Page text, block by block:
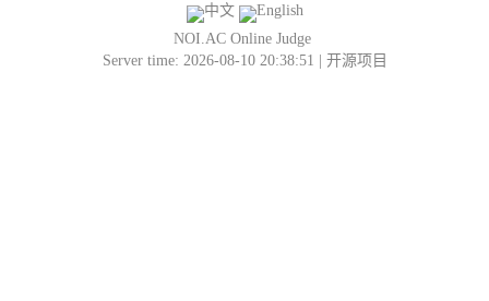
NOI.AC Online Judge
Server time: 2026-08-10 20:38:51 | 开源项目